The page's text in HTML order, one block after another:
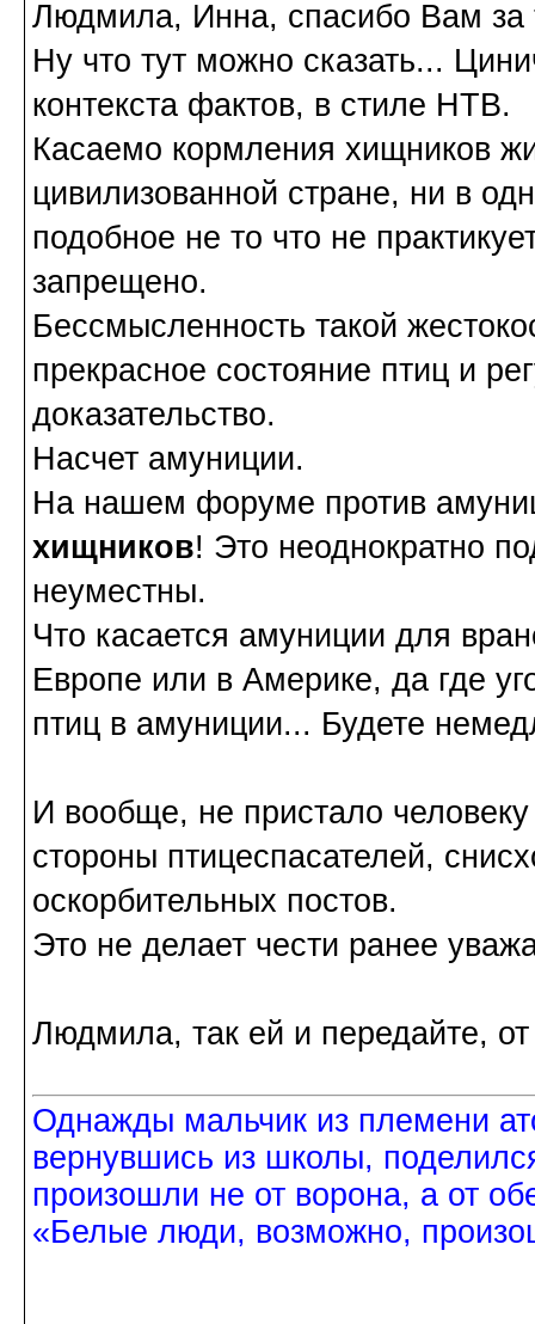
Людмила, Инна, спасибо Вам за
Ну что тут можно сказать...
контекста фактов, в стиле НТВ.
Касаемо кормления хищников
цивилизованной стране, ни в
подобное не то что не
запрещено.
Бессмысленность такой
прекрасное состояние птиц и
доказательство.
Насчет амуниции.
На нашем форуме против
хищников! Это неоднократно
неуместны.
Что касается амуниции для
Европе или в Америке, да где
птиц в амуниции... Будете
И вообще, не пристало
стороны птицеспасателей,
оскорбительных постов.
Это не делает чести ранее
Людмила, так ей и передайте,
Однажды мальчик из племени
вернувшись из школы,
произошли не от ворона, а от
«Белые люди, возможно,